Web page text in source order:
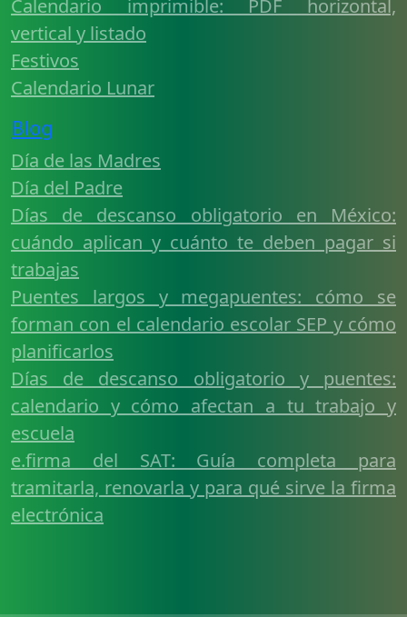
Calendario imprimible: PDF horizontal,
vertical y listado
Festivos
Calendario Lunar
Blog
Día de las Madres
Día del Padre
Días de descanso obligatorio en México:
cuándo aplican y cuánto te deben pagar si
trabajas
Puentes largos y megapuentes: cómo se
forman con el calendario escolar SEP y cómo
planificarlos
Días de descanso obligatorio y puentes:
calendario y cómo afectan a tu trabajo y
escuela
e.firma del SAT: Guía completa para
tramitarla, renovarla y para qué sirve la firma
electrónica